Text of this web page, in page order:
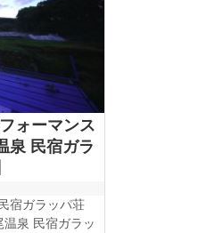
ォーマンス
泉 民宿ガラ
宿ガラッパ荘
泉 民宿ガラッ